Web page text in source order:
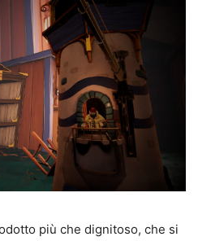
più che dignitoso, che si